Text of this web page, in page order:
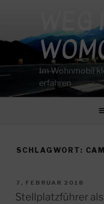
Im Wohnmobil
erfahren
SCHLAGWORT:
VERÖFFENTLICHT
AM
7. FEBRUAR 2018
Stellplatzführer